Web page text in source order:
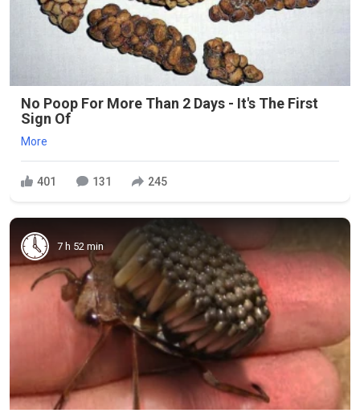
No Poop For More Than 2 Days - It's The First
Sign Of
More
401 131 245
7 h 52 min